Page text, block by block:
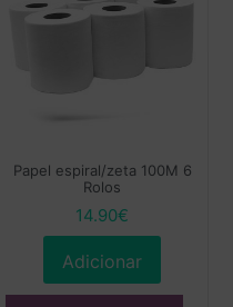
Papel espiral/zeta 100M 6
Rolos
14.90€
Adicionar